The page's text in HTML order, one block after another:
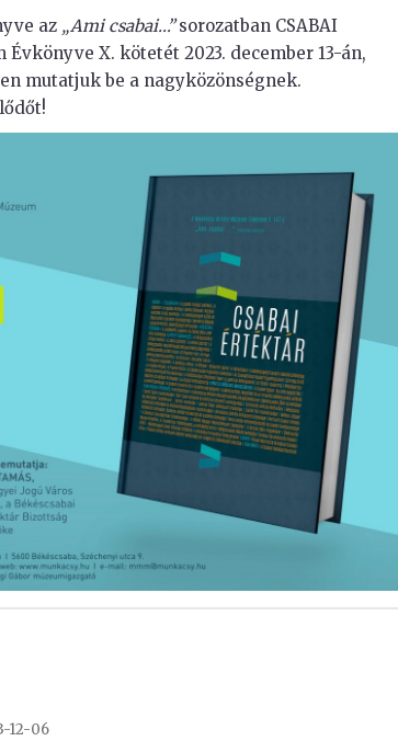
az „Ami csabai…”sorozatban CSABAI
X. kötetét 2023. december 13-án,
mutatjuk be a nagyközönségnek.
12-06